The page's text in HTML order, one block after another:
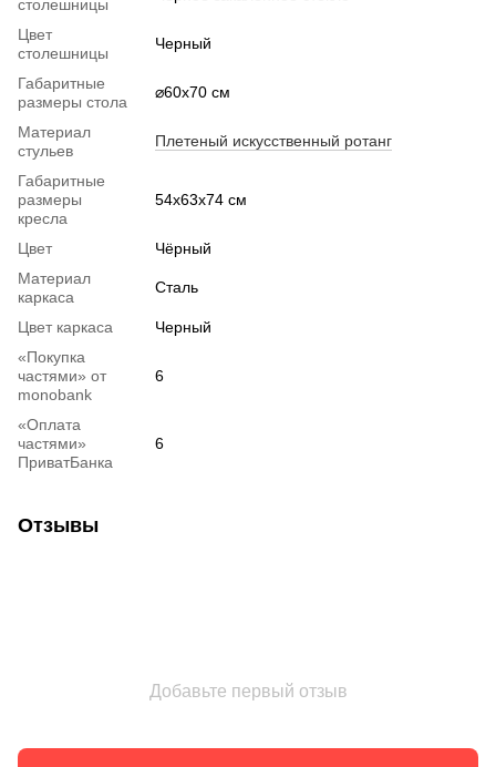
столешницы
Цвет
столешницы
Черный
Габаритные
размеры стола
⌀60x70 см
Материал
стульев
Плетеный искусственный ротанг
Габаритные
размеры
кресла
54х63x74 см
Цвет
Чёрный
Материал
каркаса
Сталь
Цвет каркаса
Черный
«Покупка
частями» от
monobank
6
«Оплата
частями»
ПриватБанка
6
Отзывы
Добавьте первый отзыв